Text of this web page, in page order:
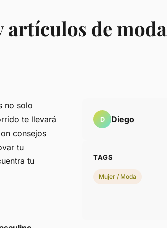
artículos de moda
no solo
te llevará
consejos
tu
tu
D Diego
TAGS
Mujer / Moda